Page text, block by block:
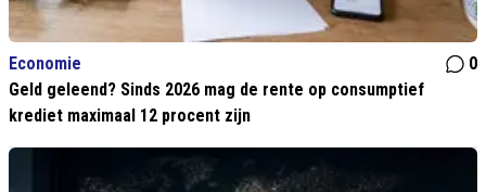
Economie
0
Geld geleend? Sinds 2026 mag de rente op consumptief
krediet maximaal 12 procent zijn